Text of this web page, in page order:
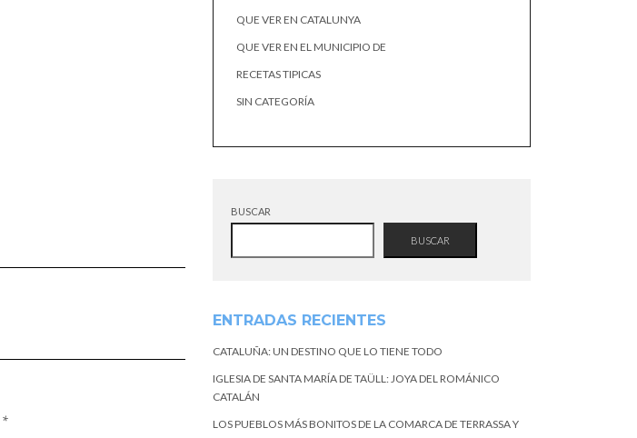
*
QUE VER EN CATALUNYA
QUE VER EN EL MUNICIPIO DE
RECETAS TIPICAS
SIN CATEGORÍA
BUSCAR
BUSCAR
ENTRADAS RECIENTES
CATALUÑA: UN DESTINO QUE LO TIENE TODO
IGLESIA DE SANTA MARÍA DE TAÜLL: JOYA DEL ROMÁNICO
CATALÁN
LOS PUEBLOS MÁS BONITOS DE LA COMARCA DE TERRASSA Y